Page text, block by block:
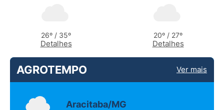
26º / 35º
Detalhes
20º / 27º
Detalhes
AGROTEMPO Ver mais
Aracitaba/MG